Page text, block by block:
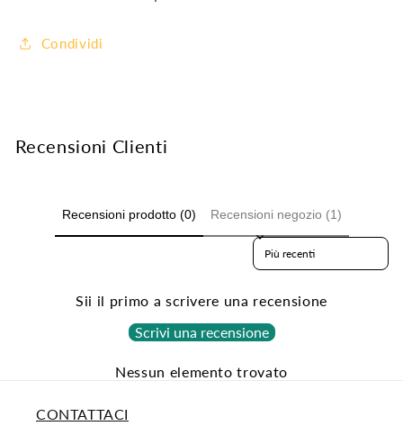
Condividi
Recensioni Clienti
Recensioni prodotto (0) Recensioni negozio (1)
Sort reviews by
Sii il primo a scrivere una recensione
Scrivi una recensione
Nessun elemento trovato
CONTATTACI